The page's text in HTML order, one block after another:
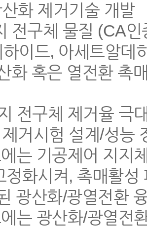
화 제거기술 개발
전구체 물질 (CA
이드, 아세트알데
화 혹은 열전환 촉
전구체 제거율 극
거시험 설계/성능
는 기공제어 지지
정화시켜, 촉매활
광산화/광열전환
는 광산화/광열전